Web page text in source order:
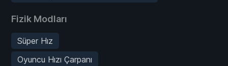
Fizik Modları
Süper Hız
Oyuncu Hızı Çarpanı